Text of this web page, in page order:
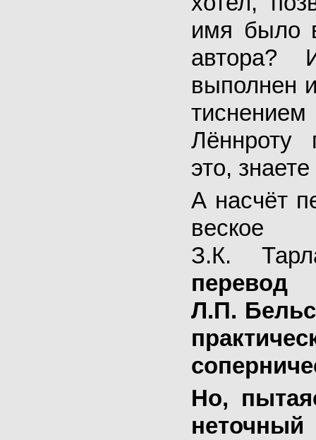
имя было
автора?
выполнен
Лённроту
это,
А насчёт
веское
З.К.
Л.П.
Но,